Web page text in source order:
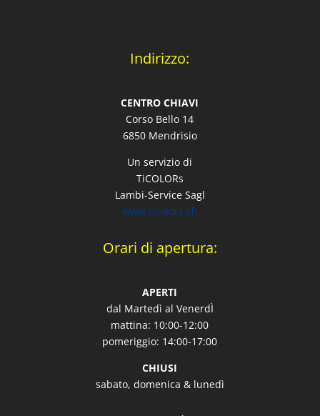
Indirizzo:
CENTRO CHIAVI
Corso Bello 14
6850 Mendrisio
Un servizio di
TiCOLORs
Lambi-Service Sagl
www.ticolors.ch
Orari di apertura:
APERTI
dal Martedì al VenerdÌ
mattina: 10:00-12:00
pomeriggio: 14:00-17:00
CHIUSI
sabato, domenica & lunedì